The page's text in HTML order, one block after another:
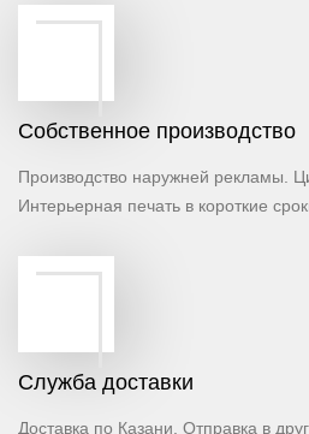
Cобственное производство
Производство наружней рекламы.
Интерьерная печать в короткие
Cлужба доставки
Доставка по Казани. Отправка в